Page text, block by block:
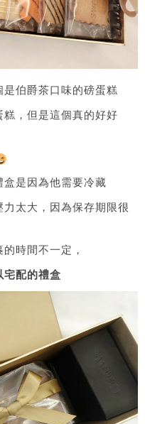
伯爵茶口味的磅蛋糕
，但是這個真的好好
是因為他需要冷藏
太大，因為保存期限很
時間不一定，
宅配的禮盒